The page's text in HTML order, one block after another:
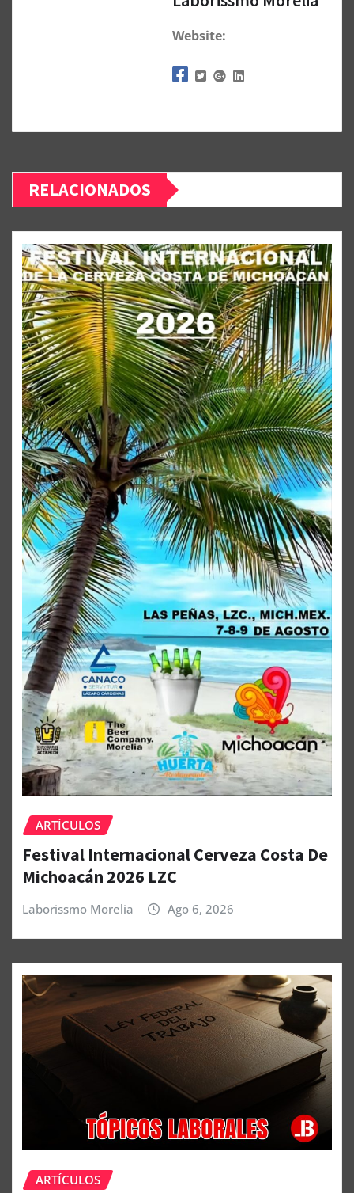
Website:
RELACIONADOS
ARTÍCULOS
Festival Internacional Cerveza Costa De
Michoacán 2026 LZC
Laborissmo Morelia Ago 6, 2026
ARTÍCULOS